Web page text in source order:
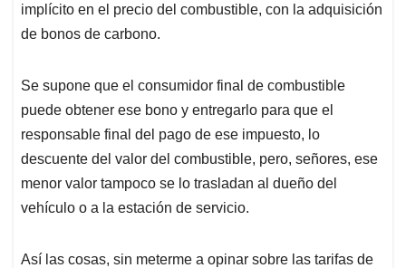
implícito en el precio del combustible, con la adquisición
de bonos de carbono.
Se supone que el consumidor final de combustible
puede obtener ese bono y entregarlo para que el
responsable final del pago de ese impuesto, lo
descuente del valor del combustible, pero, señores, ese
menor valor tampoco se lo trasladan al dueño del
vehículo o a la estación de servicio.
Así las cosas, sin meterme a opinar sobre las tarifas de